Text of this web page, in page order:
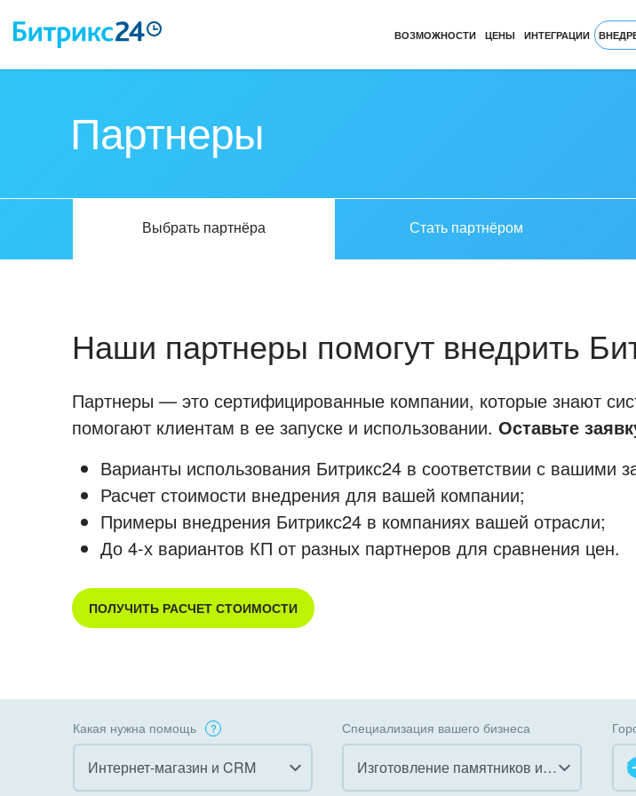
ВОЗМОЖНОСТИ ЦЕНЫ ИНТЕГРАЦИИ
Партнеры
Выбрать партнёра Стать партнёром
Наши партнеры помогут внедрить
Партнеры — это сертифицированные компании, которые знают
помогают клиентам в ее запуске и использовании. Оставьте
Варианты использования Битрикс24 в соответствии с вашими
Расчет стоимости внедрения для вашей компании;
Примеры внедрения Битрикс24 в компаниях вашей отрасли;
До 4-х вариантов КП от разных партнеров для сравнения цен.
ПОЛУЧИТЬ РАСЧЕТ СТОИМОСТИ
Какая нужна помощь
Интернет-магазин и CRM
Специализация вашего бизнеса
Изготовление памятников и мемориальных комплексов